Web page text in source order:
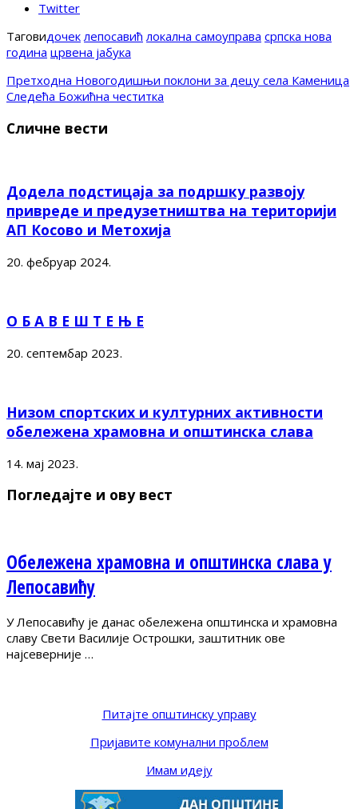
Twitter
Таговидочек лепосавић локална самоуправа српска нова
година црвена јабука
Претходна Новогодишњи поклони за децу села Каменица
Следећа Божићна честитка
Сличне вести
Додела подстицаја за подршку развоју
привреде и предузетништва на територији
АП Косово и Метохија
20. фебруар 2024.
О Б А В Е Ш Т Е Њ Е
20. септембар 2023.
Низом спортских и културних активности
обележена храмовна и општинска слава
14. мај 2023.
Погледајте и ову вест
Обележена храмовна и општинска слава у
Лепосавићу
У Лепосавићу је данас обележена општинска и храмовна
славу Свети Василије Острошки, заштитник ове
најсеверније …
Питајте општинску управу
Пријавите комунални проблем
Имам идеју